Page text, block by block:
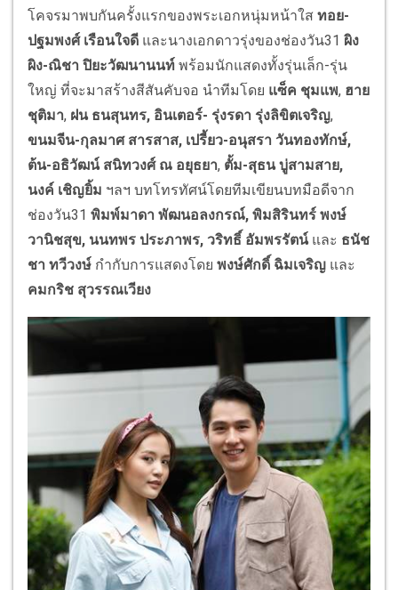
โคจรมาพบกันครั้งแรกของพระเอกหนุ่มหน้าใส ทอย-
ปฐมพงศ์ เรือนใจดี และนางเอกดาวรุ่งของช่องวัน31 ผิง
ผิง-ณิชา ปิยะวัฒนานนท์ พร้อมนักแสดงทั้งรุ่นเล็ก-รุ่น
ใหญ่ ที่จะมาสร้างสีสันคับจอ นำทีมโดย แซ็ค ชุมแพ, ฮาย
ชุติมา, ฝน ธนสุนทร, อินเตอร์- รุ่งรดา รุ่งลิขิตเจริญ,
ขนมจีน-กุลมาศ สารสาส, เปรี้ยว-อนุสรา วันทองทักษ์,
ต้น-อธิวัฒน์ สนิทวงศ์ ณ อยุธยา, ตั้ม-สุธน บู่สามสาย,
นงค์ เชิญยิ้ม ฯลฯ บทโทรทัศน์โดยทีมเขียนบทมือดีจาก
ช่องวัน31 พิมพ์มาดา พัฒนอลงกรณ์, พิมสิรินทร์ พงษ์
วานิชสุข, นนทพร ประภาพร, วริทธิ์ อัมพรรัตน์ และ ธนัช
ชา ทวีวงษ์ กำกับการแสดงโดย พงษ์ศักดิ์ ฉิมเจริญ และ
คมกริช สุวรรณเวียง